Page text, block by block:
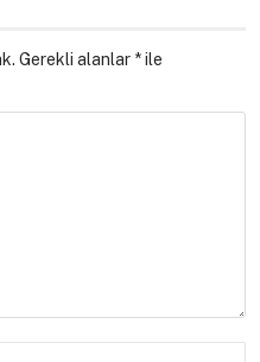
Gerekli alanlar *ile